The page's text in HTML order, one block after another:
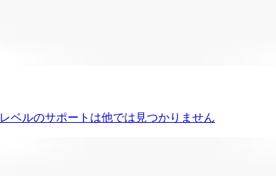
ベルのサポートは他では見つかりません